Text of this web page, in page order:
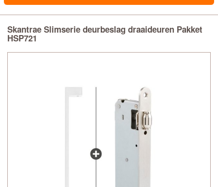
Skantrae Slimserie deurbeslag draaideuren Pakket
HSP721